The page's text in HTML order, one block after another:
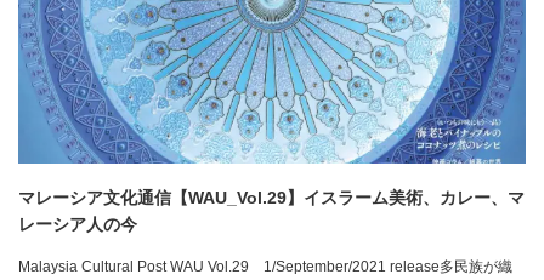
マレーシア文化通信【WAU_Vol.29】イスラーム美術、カレー、マ
レーシア人の今
Malaysia Cultural Post WAU Vol.29 1/September/2021 release多民族が織